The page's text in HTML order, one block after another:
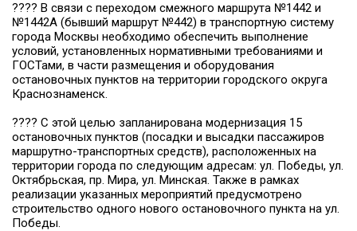
???? В связи с переходом смежного маршрута №1442 и
№1442А (бывший маршрут №442) в транспортную систему
города Москвы необходимо обеспечить выполнение
условий, установленных нормативными требованиями и
ГОСТами, в части размещения и оборудования
остановочных пунктов на территории городского округа
Краснознаменск.
???? С этой целью запланирована модернизация 15
остановочных пунктов (посадки и высадки пассажиров
маршрутно-транспортных средств), расположенных на
территории города по следующим адресам: ул. Победы, ул.
Октябрьская, пр. Мира, ул. Минская. Также в рамках
реализации указанных мероприятий предусмотрено
строительство одного нового остановочного пункта на ул.
Победы.